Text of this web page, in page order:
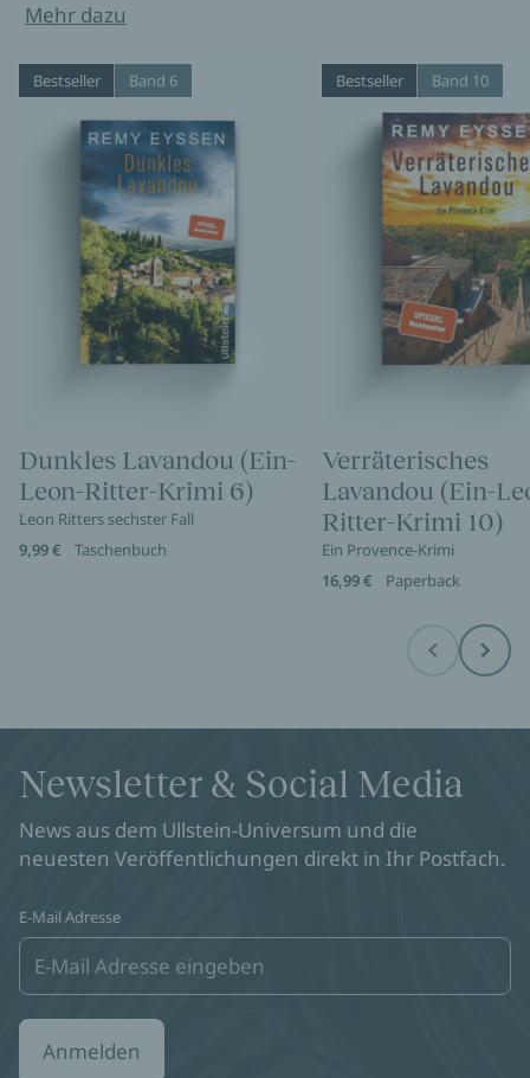
Mehr dazu
Bestseller Band 6
Dunkles Lavandou (Ein-
Leon-Ritter-Krimi 6)
Leon Ritters sechster Fall
9,99 €
Taschenbuch
Bestseller Band 10
Verräterisches
Lavandou (Ein-
Ritter-Krimi 10)
Ein Provence-Krimi
16,99 €
Paperback
Before Next
Newsletter & Social Media
News aus dem Ullstein-Universum und die
neuesten Veröffentlichungen direkt in Ihr Postfach.
E-Mail Adresse
Anmelden